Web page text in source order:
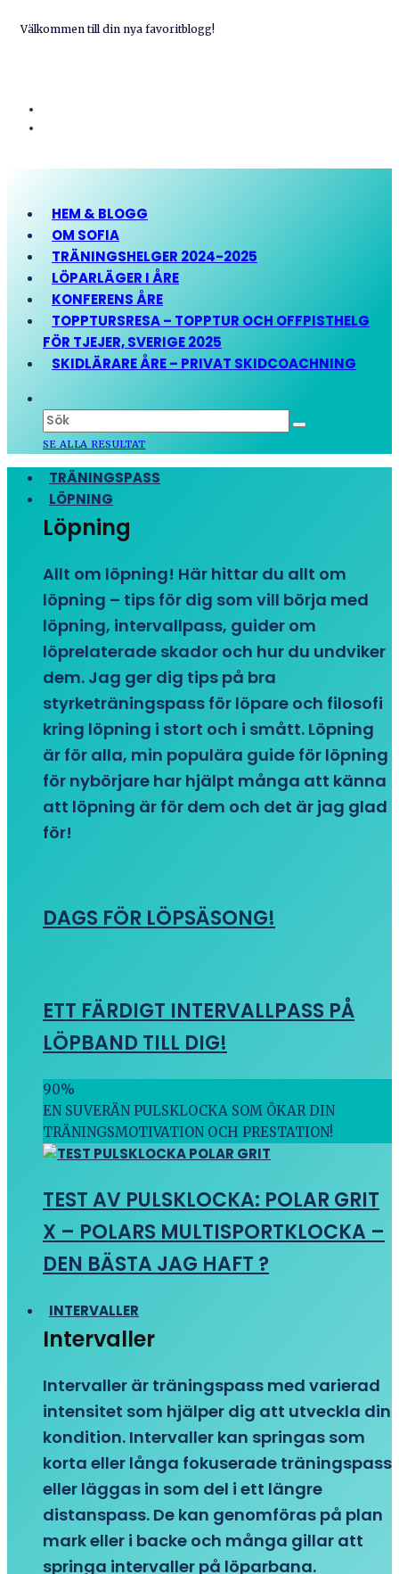
Välkommen till din nya favoritblogg!
HEM & BLOGG
OM SOFIA
TRÄNINGSHELGER 2024-2025
LÖPARLÄGER I ÅRE
KONFERENS ÅRE
TOPPTURSRESA – TOPPTUR OCH OFFPISTHELG
FÖR TJEJER, SVERIGE 2025
SKIDLÄRARE ÅRE – PRIVAT SKIDCOACHNING
SE ALLA RESULTAT
TRÄNINGSPASS
LÖPNING
Löpning
Allt om löpning! Här hittar du allt om
löpning – tips för dig som vill börja med
löpning, intervallpass, guider om
löprelaterade skador och hur du undviker
dem. Jag ger dig tips på bra
styrketräningspass för löpare och filosofi
kring löpning i stort och i smått. Löpning
är för alla, min populära guide för löpning
för nybörjare har hjälpt många att känna
att löpning är för dem och det är jag glad
för!
DAGS FÖR LÖPSÄSONG!
ETT FÄRDIGT INTERVALLPASS PÅ
LÖPBAND TILL DIG!
90%
EN SUVERÄN PULSKLOCKA SOM ÖKAR DIN
TRÄNINGSMOTIVATION OCH PRESTATION!
TEST AV PULSKLOCKA: POLAR GRIT
X – POLARS MULTISPORTKLOCKA –
DEN BÄSTA JAG HAFT ?
INTERVALLER
Intervaller
Intervaller är träningspass med varierad
intensitet som hjälper dig att utveckla din
kondition. Intervaller kan springas som
korta eller långa fokuserade träningspass
eller läggas in som del i ett längre
distanspass. De kan genomföras på plan
mark eller i backe och många gillar att
springa intervaller på löparbana.